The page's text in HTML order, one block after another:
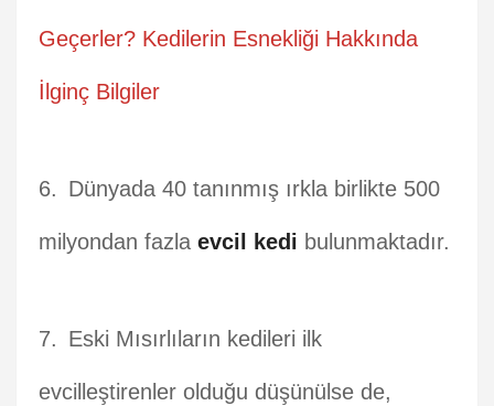
Geçerler? Kedilerin Esnekliği Hakkında
İlginç Bilgiler
Dünyada 40 tanınmış ırkla birlikte 500
milyondan fazla evcil kedi bulunmaktadır.
Eski Mısırlıların kedileri ilk
evcilleştirenler olduğu düşünülse de,